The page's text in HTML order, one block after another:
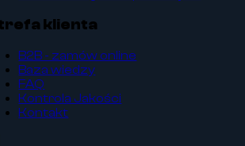
klienta
B2B - zamów online
Baza wiedzy
FAQ
Kontrola Jakości
Kontakt